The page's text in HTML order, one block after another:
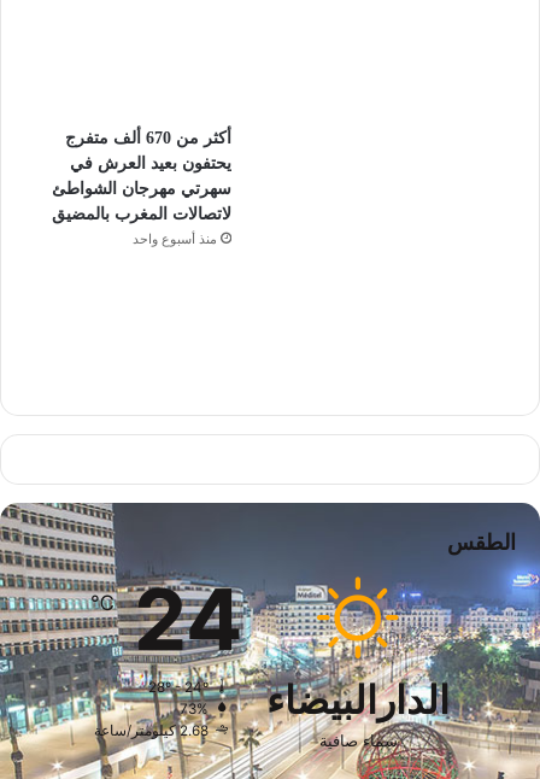
أكثر من 670 ألف متفرج
يحتفون بعيد العرش في
سهرتي مهرجان الشواطئ
لاتصالات المغرب بالمضيق
منذ أسبوع واحد
الطقس
الدارالبيضاء
سماء صافية
24
℃
28º - 24º
73%
2.68 كيلومتر/ساعة